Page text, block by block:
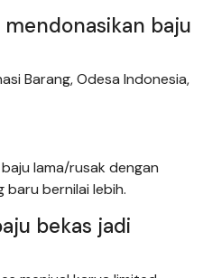
mendonasikan baju
Barang, Odesa Indonesia,
lama/rusak dengan
baru bernilai lebih.
bekas jadi